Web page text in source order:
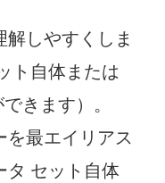
しやすくしま
ト自体または
きます）。
を最エイリアス
タ セット自体